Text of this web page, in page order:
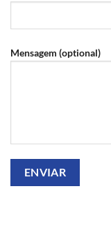
Mensagem (optional)